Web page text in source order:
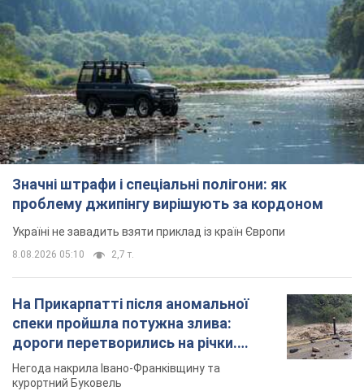
Значні штрафи і спеціальні полігони: як
проблему джипінгу вирішують за кордоном
Україні не завадить взяти приклад із країн Європи
8.08.2026 05:10 2,7 т.
На Прикарпатті після аномальної
спеки пройшла потужна злива:
дороги перетворились на річки.
Відео
Негода накрила Івано-Франківщину та
курортний Буковель